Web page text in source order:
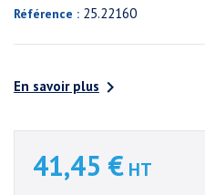
Référence : 25.22160
En savoir plus 
41,45 € HT